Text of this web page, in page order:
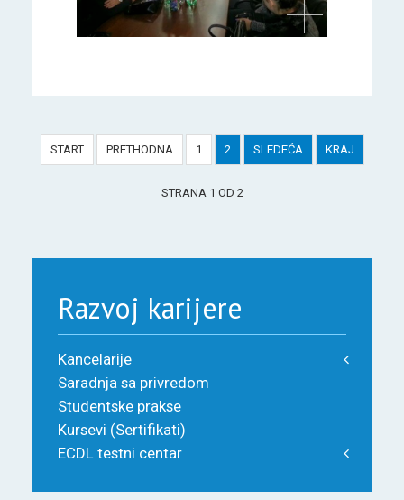
START PRETHODNA 1 2 SLEDEĆA KRAJ
STRANA 1 OD 2
Razvoj karijere
Kancelarije
Saradnja sa privredom
Studentske prakse
Kursevi (Sertifikati)
ECDL testni centar